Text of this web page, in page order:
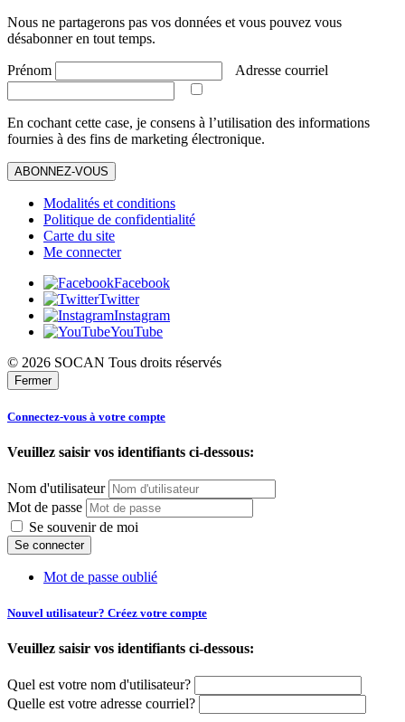
Nous ne partagerons pas vos données et vous pouvez vous
désabonner en tout temps.
Prénom Adresse courriel
En cochant cette case, je consens à l’utilisation des informations
fournies à des fins de marketing électronique.
ABONNEZ-VOUS
Modalités et conditions
Politique de confidentialité
Carte du site
Me connecter
Facebook
Twitter
Instagram
YouTube
© 2026 SOCAN Tous droits réservés
Fermer
Connectez-vous à votre compte
Veuillez saisir vos identifiants ci-dessous:
Nom d'utilisateur
Mot de passe
Se souvenir de moi
Mot de passe oublié
Nouvel utilisateur? Créez votre compte
Veuillez saisir vos identifiants ci-dessous:
Quel est votre nom d'utilisateur?
Quelle est votre adresse courriel?